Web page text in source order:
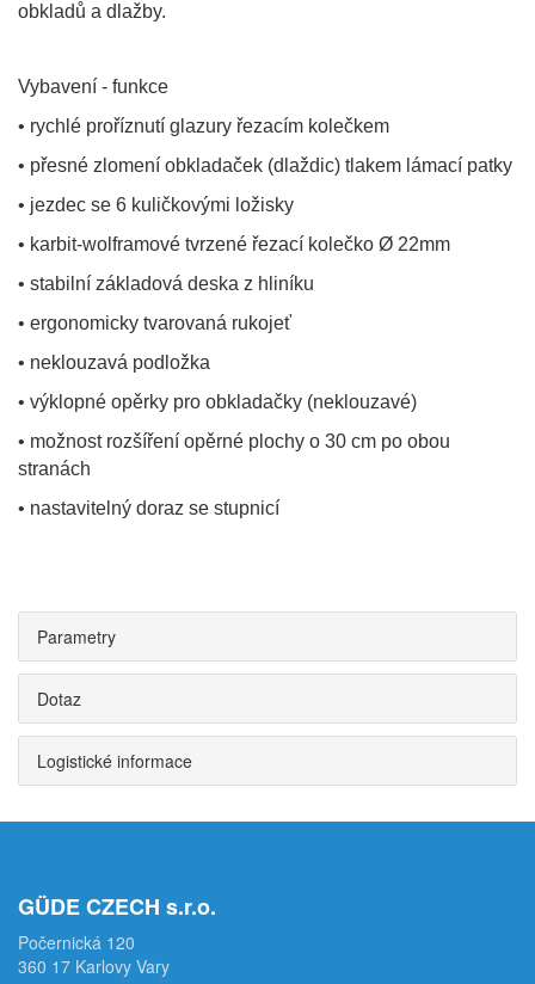
obkladů a dlažby.
Vybavení - funkce
• rychlé proříznutí glazury řezacím kolečkem
• přesné zlomení obkladaček (dlaždic) tlakem lámací patky
• jezdec se 6 kuličkovými ložisky
• karbit-wolframové tvrzené řezací kolečko Ø 22mm
• stabilní základová deska z hliníku
• ergonomicky tvarovaná rukojeť
• neklouzavá podložka
• výklopné opěrky pro obkladačky (neklouzavé)
• možnost rozšíření opěrné plochy o 30 cm po obou
stranách
• nastavitelný doraz se stupnicí
Parametry
Dotaz
Logistické informace
GÜDE CZECH s.r.o.
Počernická 120
360 17 Karlovy Vary